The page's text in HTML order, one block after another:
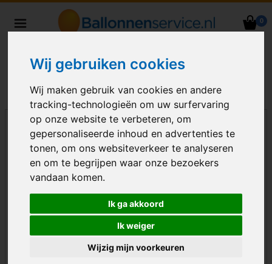
Wij gebruiken cookies
Wij maken gebruik van cookies en andere
tracking-technologieën om uw surfervaring
op onze website te verbeteren, om
gepersonaliseerde inhoud en advertenties te
tonen, om ons websiteverkeer te analyseren
en om te begrijpen waar onze bezoekers
vandaan komen.
Ik ga akkoord
Ik weiger
Wijzig mijn voorkeuren
0
Nederland